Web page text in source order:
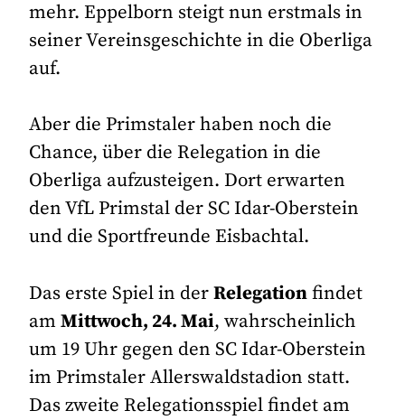
mehr. Eppelborn steigt nun erstmals in
seiner Vereinsgeschichte in die Oberliga
auf.
Aber die Primstaler haben noch die
Chance, über die Relegation in die
Oberliga aufzusteigen. Dort erwarten
den VfL Primstal der SC Idar-Oberstein
und die Sportfreunde Eisbachtal.
Das erste Spiel in derRelegationfindet
amMittwoch, 24. Mai, wahrscheinlich
um 19 Uhr gegen den SC Idar-Oberstein
im Primstaler Allerswaldstadion statt.
Das zweite Relegationsspiel findet am